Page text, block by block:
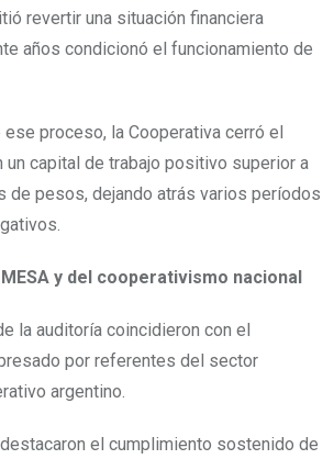
revertir una situación financiera
años condicionó el funcionamiento de
proceso, la Cooperativa cerró el
un capital de trabajo positivo superior a
de pesos, dejando atrás varios períodos
y del cooperativismo nacional
la auditoría coincidieron con el
por referentes del sector
argentino.
el cumplimiento sostenido de